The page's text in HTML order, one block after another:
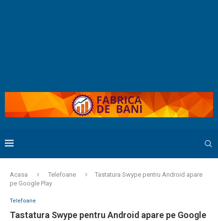
Acasa Telefoane
Tastatura Swype pentru Android apare
pe Google Play
Telefoane
Tastatura Swype pentru Android apare pe Google